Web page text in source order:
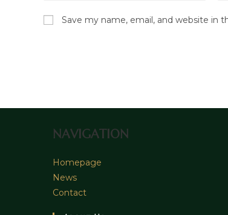
or
Save my name, email, and website in
NAVIGATION
Homepage
News
Contact